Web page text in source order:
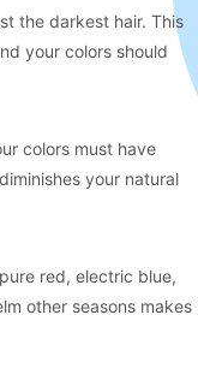
the darkest hair. This
your colors should
colors must have
your natural
red, electric blue,
other seasons makes